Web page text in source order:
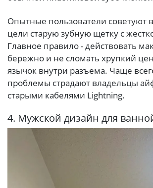
Опытные пользователи советуют
цели старую зубную щетку с
Главное правило - действовать
бережно и не сломать хрупкий
язычок внутри разъема. Чаще
проблемы страдают владельцы
старыми кабелями Lightning.
4. Мужской дизайн для